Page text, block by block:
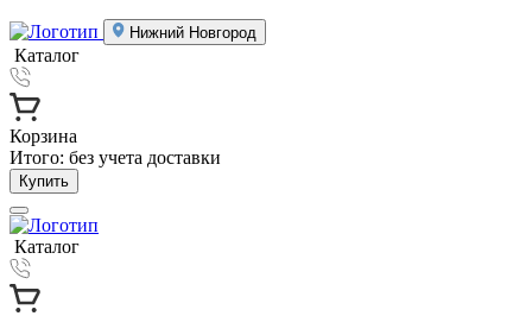
Нижний Новгород
Каталог
Корзина
Итого: без учета доставки
Купить
Каталог